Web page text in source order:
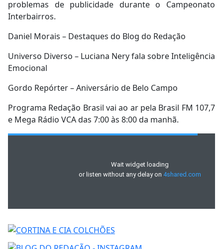
problemas de publicidade durante o Campeonato
Interbairros.
Daniel Morais – Destaques do Blog do Redação
Universo Diverso – Luciana Nery fala sobre Inteligência
Emocional
Gordo Repórter – Aniversário de Belo Campo
Programa Redação Brasil vai ao ar pela Brasil FM 107,7
e Mega Rádio VCA das 7:00 às 8:00 da manhã.